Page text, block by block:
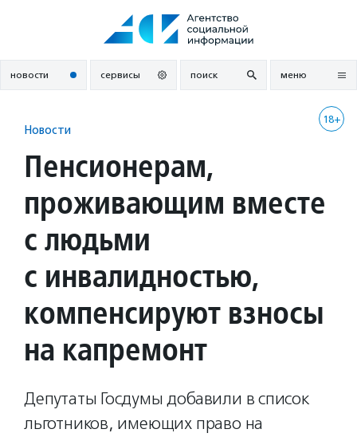
новости сервисы поиск меню
18+
Новости
Пенсионерам,
проживающим вместе
с людьми
с инвалидностью,
компенсируют взносы
на капремонт
Депутаты Госдумы добавили в список
льготников, имеющих право на